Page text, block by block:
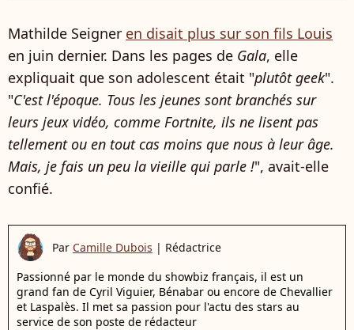
Mathilde Seigner en disait plus sur son fils Louis
en juin dernier. Dans les pages de Gala, elle
expliquait que son adolescent était "plutôt geek".
"C'est l'époque. Tous les jeunes sont branchés sur
leurs jeux vidéo, comme Fortnite, ils ne lisent pas
tellement ou en tout cas moins que nous à leur âge.
Mais, je fais un peu la vieille qui parle !", avait-elle
confié.
Par Camille Dubois | Rédactrice
Passionné par le monde du showbiz français, il est un
grand fan de Cyril Viguier, Bénabar ou encore de Chevallier
et Laspalès. Il met sa passion pour l'actu des stars au
service de son poste de rédacteur